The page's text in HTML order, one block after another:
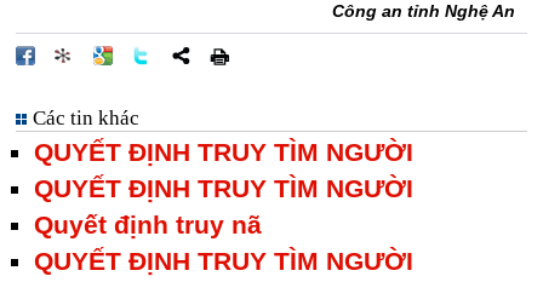
Công an tỉnh Nghệ An
Các tin khác
QUYẾT ĐỊNH TRUY TÌM NGƯỜI
QUYẾT ĐỊNH TRUY TÌM NGƯỜI
Quyết định truy nã
QUYẾT ĐỊNH TRUY TÌM NGƯỜI